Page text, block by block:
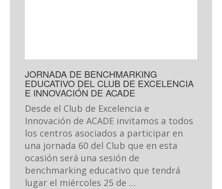
JORNADA DE BENCHMARKING
EDUCATIVO DEL CLUB DE EXCELENCIA
E INNOVACIÓN DE ACADE
Desde el Club de Excelencia e
Innovación de ACADE invitamos a todos
los centros asociados a participar en
una jornada 60 del Club que en esta
ocasión será una sesión de
benchmarking educativo que tendrá
lugar el miércoles 25 de …